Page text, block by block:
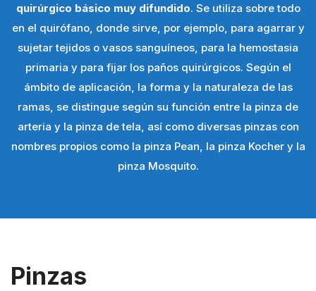
quirúrgico básico muy difundido. Se utiliza sobre todo
en el quirófano, donde sirve, por ejemplo, para agarrar y
sujetar tejidos o vasos sanguíneos, para la hemostasia
primaria y para fijar los paños quirúrgicos. Según el
ámbito de aplicación, la forma y la naturaleza de las
ramas, se distingue según su función entre la pinza de
arteria y la pinza de tela, así como diversas pinzas con
nombres propios como la pinza Pean, la pinza Kocher y la
pinza Mosquito.
Pinzas